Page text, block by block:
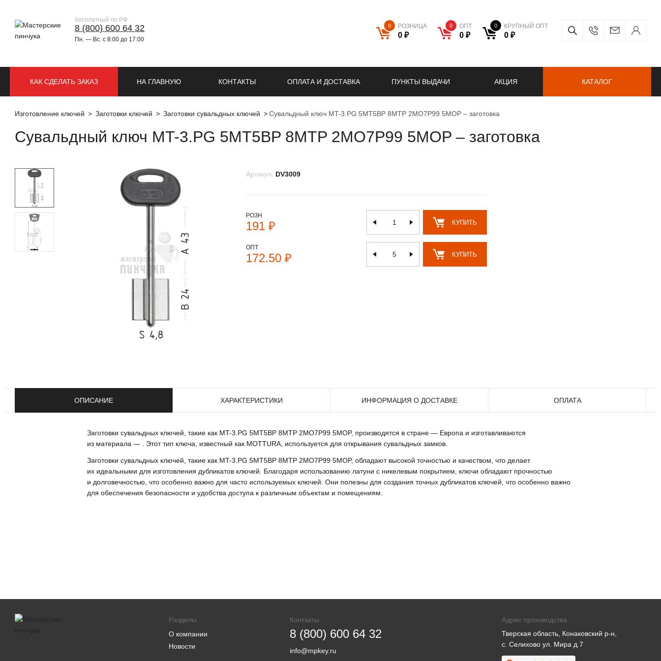
бесплатный по РФ
8 (800) 600 64 32
Пн. — Вс. с 8:00 до 17:00
0 РОЗНИЦА
0 ₽
0 ОПТ
0 ₽
0 КРУПНЫЙ ОПТ
0 ₽
НА ГЛАВНУЮ КОНТАКТЫ ОПЛАТА И ДОСТАВКА ПУНКТЫ ВЫДАЧИ АКЦИЯ
КАК СДЕЛАТЬ ЗАКАЗ КАТАЛОГ
Изготовление ключей Заготовки ключей Заготовки сувальдных ключей Сувальдный ключ MT-3.PG 5MT5BP 8MTP 2MO7P99 5MOP – заготовка
Сувальдный ключ MT-3.PG 5MT5BP 8MTP 2MO7P99 5MOP – заготовка
Артикул: DV3009
РОЗН
191 ₽ КУПИТЬ
ОПТ
172.50 ₽ КУПИТЬ
ОПИСАНИЕ ХАРАКТЕРИСТИКИ ИНФОРМАЦИЯ О ДОСТАВКЕ ОПЛАТА
Заготовки сувальдных ключей, такие как MT-3.PG 5MT5BP 8MTP 2MO7P99 5MOP, производятся в стране — Европа и изготавливаются
из материала — . Этот тип ключа, известный как MOTTURA, используется для открывания сувальдных замков.
Заготовки сувальдных ключей, такие как MT-3.PG 5MT5BP 8MTP 2MO7P99 5MOP, обладают высокой точностью и качеством, что делает
их идеальными для изготовления дубликатов ключей. Благодаря использованию латуни с никелевым покрытием, ключи обладают прочностью
и долговечностью, что особенно важно для часто используемых ключей. Они полезны для создания точных дубликатов ключей, что особенно важно
для обеспечения безопасности и удобства доступа к различным объектам и помещениям.
Разделы
О компании
Новости
Контакты
8 (800) 600 64 32
info@mpkey.ru
Адрес производства
Тверская область, Конаковский р-н,
с. Селихово ул. Мира д.7